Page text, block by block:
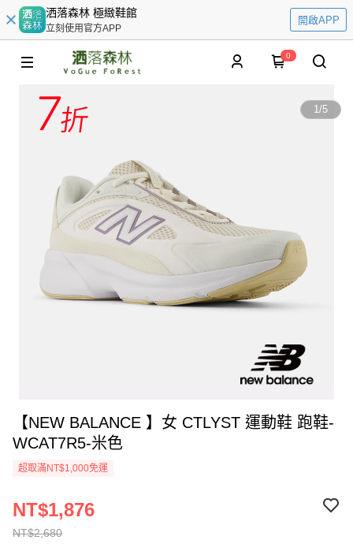
洒落森林 極緻鞋館
立刻使用官方APP
開啟APP
0
1/5
【NEW BALANCE 】女 CTLYST 運動鞋 跑鞋-
WCAT7R5-米色
超取滿NT$1,000免運
NT$2,680
NT$1,876